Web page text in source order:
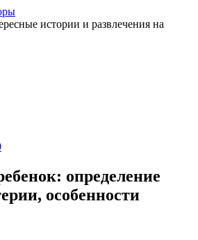
истории и развлечения на
определение
особенности